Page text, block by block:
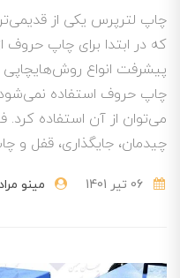
چاپ لترپرس یکی از
که در ابتدا برای چاپ حروف
پیشرفت انواع روش‌هایچاپی
چاپ حروف استفاده نمی‌شود
می‌توان از آن استفاده کرد.
چیدمان، جایگذاری، قفل و
مینو